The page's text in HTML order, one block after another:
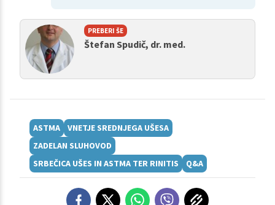
PREBERI ŠE
Štefan Spudič, dr. med.
ASTMA
VNETJE SREDNJEGA UŠESA
ZADELAN SLUHOVOD
SRBEČICA UŠES IN ASTMA TER RINITIS
Q&A